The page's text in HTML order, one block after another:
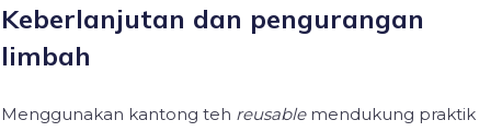
Keberlanjutan dan pengurangan
limbah
Menggunakan kantong teh reusablemendukung praktik